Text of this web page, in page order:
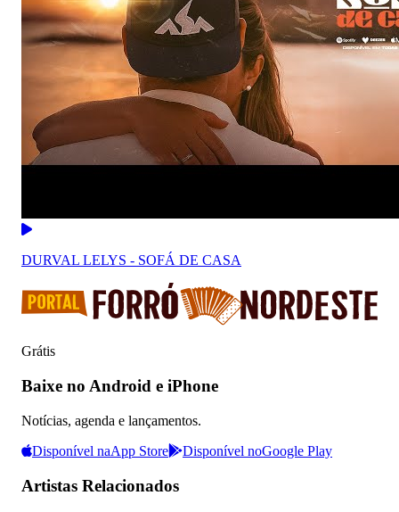
DURVAL LELYS - SOFÁ DE CASA
Grátis
Baixe no Android e iPhone
Notícias, agenda e lançamentos.
Disponível naApp Store Disponível noGoogle Play
Artistas Relacionados